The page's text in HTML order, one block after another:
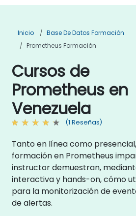
Inicio
Base De Datos Formación
Prometheus Formación
Cursos de
Prometheus en
Venezuela
(1 Reseñas)
Tanto en línea como
formación en Prometheus
instructor demuestran,
interactiva y hands-on, cómo
para la monitorización de
de alertas.